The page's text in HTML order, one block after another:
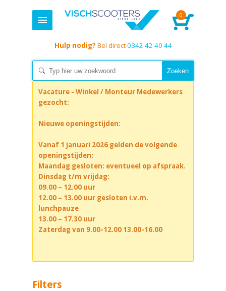
0
Hulp nodig? Bel direct0342 42 40 44
Vacature - Winkel / Monteur Medewerkers
gezocht:
Nieuwe openingstijden:
Vanaf 1 januari 2026 gelden de volgende
openingstijden:
Maandag gesloten: eventueel op afspraak.
Dinsdag t/m vrijdag:
09.00 – 12.00 uur
12.00 – 13.00 uur gesloten i.v.m.
lunchpauze
13.00 – 17.30 uur
Zaterdag van 9.00-12.00 13.00-16.00
Filters